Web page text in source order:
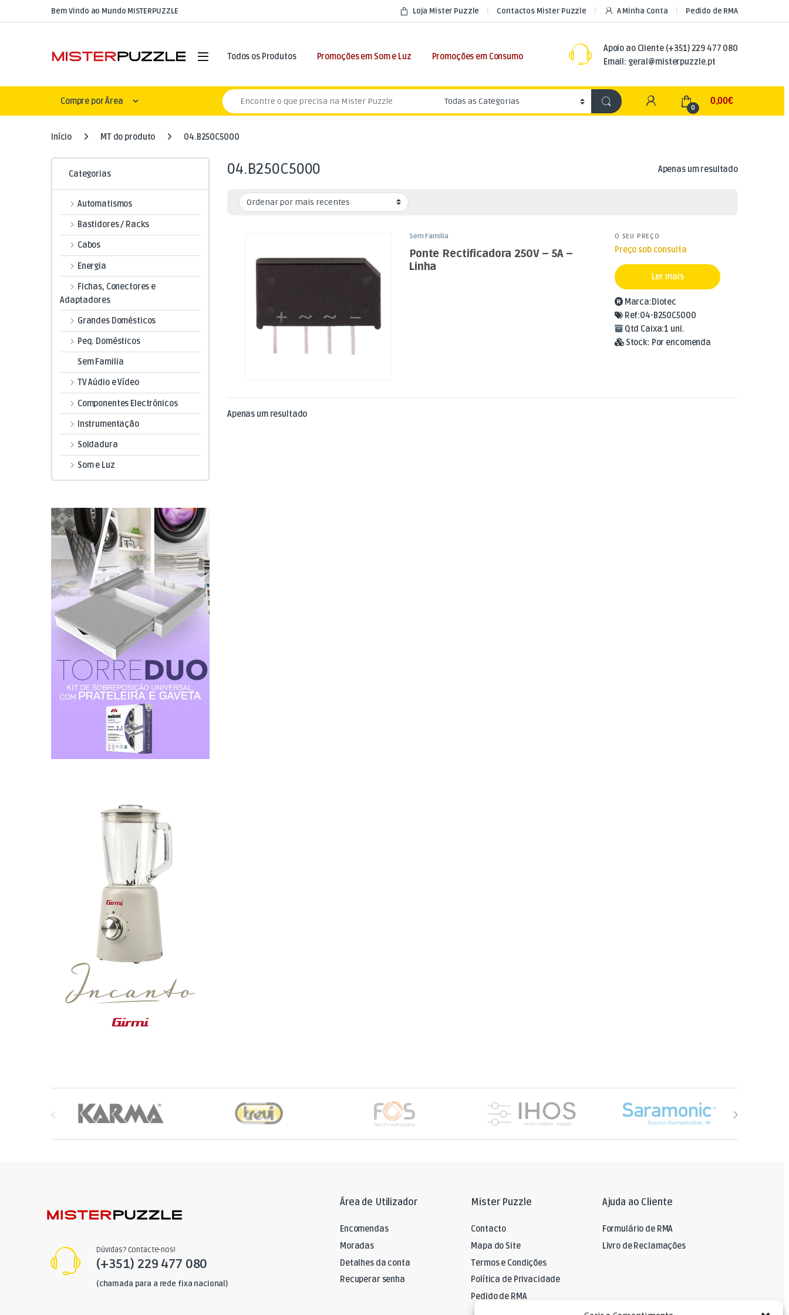
Skip to navigation
Skip to contentBem Vindo ao Mundo MISTERPUZZLE Loja Mister Puzzle Contactos Mister Puzzle A Minha Conta Pedido de RMA
Open Todos os Produtos Promoções em Som e Luz Promoções em Consumo
Apoio ao Cliente(+351) 229 477 080
Email: geral@misterpuzzle.pt
Compre por Área
Search for:
My Account
0
0,00€
Início MT do produto 04.B250C5000
04.B250C5000 Apenas um resultado
Sem Familia
Ponte Rectificadora 250V – 5A –
Linha
O SEU PREÇO
Preço sob consulta
Ler mais
Marca:Diotec
Ref:04-B250C5000
Qtd Caixa:1 uni.
Stock: Por encomenda
Apenas um resultado
Categorias
Automatismos
Bastidores / Racks
Cabos
Energia
Fichas, Conectores e
Adaptadores
Grandes Domésticos
Peq. Domésticos
Sem Familia
TV Aúdio e Vídeo
Componentes Electrónicos
Instrumentação
Soldadura
Som e Luz
Brands Carousel
Dúvidas? Contacte-nos!
(+351) 229 477 080
(chamada para a rede fixa nacional)
Área de Utilizador
Encomendas
Moradas
Detalhes da conta
Recuperar senha
Mister Puzzle
Contacto
Mapa do Site
Termos e Condições
Política de Privacidade
Pedido de RMA
Ajuda ao Cliente
Formulário de RMA
Livro de Reclamações